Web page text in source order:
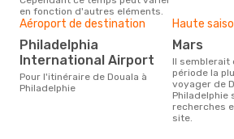
en fonction d'autres eléments.
Aéroport de destination
Philadelphia
International Airport
Pour l'itinéraire de Douala à
Philadelphie
Haute
mars
Il semblerait que mars soit la
période la
voyager de
Philadelphie
recherches
site.